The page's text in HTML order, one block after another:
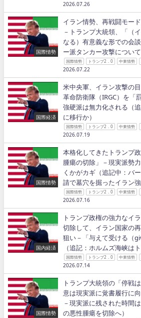
2026.07.26
国際情勢
イラン情勢、再戦闘モー
－トランプ大統領、「（
なる）有意義な形での会
ー派タンカー攻撃について
国際情勢 トランプ2．0 中東情勢
2026.07.22
国際経済
米中央軍、イラン攻撃の
革命防衛隊（IRGC）を「
強硬派は無力化される（
に移行か）
国際情勢 トランプ2．0 中東情勢
2026.07.19
国際情勢
本格化してきたトランプ
腫瘍の切除」－現実派勢
くかがカギ（追記中：バ
請で墓穴を掘ったイラン強
国際情勢 トランプ2．0 中東情勢
2026.07.16
国内経済
トランプ政権の強力なイ
切除して、イラン国家の
狙い－「与えて受ける（
（追記：ホルムズ海峡は
国際情勢 トランプ2．0 中東情勢
2026.07.14
国際情勢
トランプ大統領の「停戦
意は現実派に覚書履行に
－現実派に残された時間
の悪性腫瘍を切除へ）